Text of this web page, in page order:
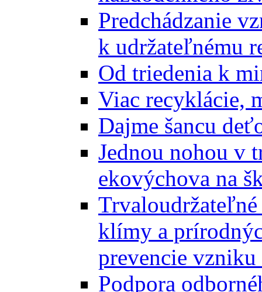
Predchádzanie
k udržateľnému
Od triedenia k
Viac recyklácie,
Dajme šancu
Jednou nohou v
ekovýchova na
klímy a
prevencie vzniku
Podpora